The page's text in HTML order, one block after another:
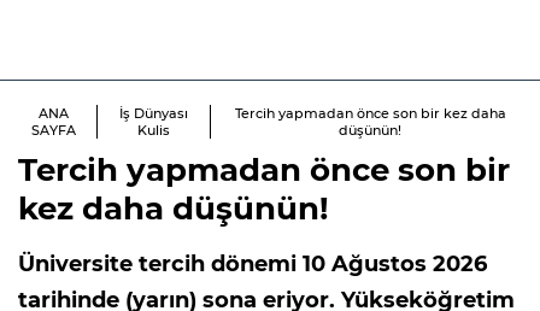
ANA
SAYFA
İş Dünyası
Kulis
Tercih yapmadan önce son bir kez daha
düşünün!
Tercih yapmadan önce son bir
kez daha düşünün!
Üniversite tercih dönemi 10 Ağustos 2026
tarihinde (yarın) sona eriyor. Yükseköğretim